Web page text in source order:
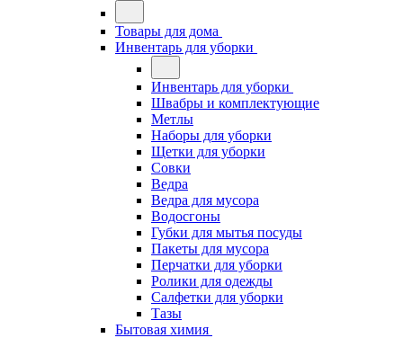
Товары для дома
Инвентарь для уборки
Инвентарь для уборки
Швабры и комплектующие
Метлы
Наборы для уборки
Щетки для уборки
Совки
Ведра
Ведра для мусора
Водосгоны
Губки для мытья посуды
Пакеты для мусора
Перчатки для уборки
Ролики для одежды
Салфетки для уборки
Тазы
Бытовая химия